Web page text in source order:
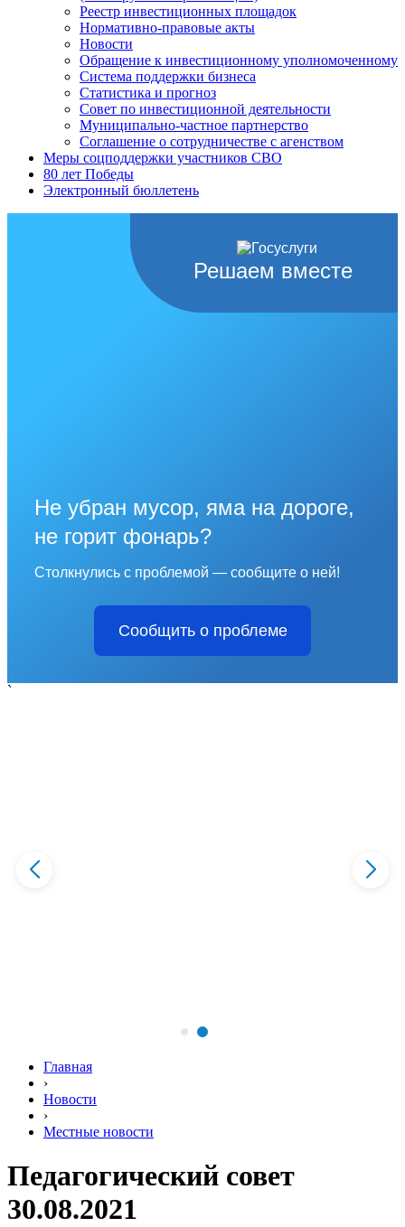
Реестр инвестиционных площадок
Нормативно-правовые акты
Новости
Обращение к инвестиционному уполномоченному
Система поддержки бизнеса
Статистика и прогноз
Совет по инвестиционной деятельности
Муниципально-частное партнерство
Соглашение о сотрудничестве с агенством
Меры соцподдержки участников СВО
80 лет Победы
Электронный бюллетень
Решаем вместе
Не убран мусор, яма на дороге,
не горит фонарь?
Столкнулись с проблемой — сообщите о ней!
Сообщить о проблеме
`
Главная
›
Новости
›
Местные новости
Педагогический совет
30.08.2021